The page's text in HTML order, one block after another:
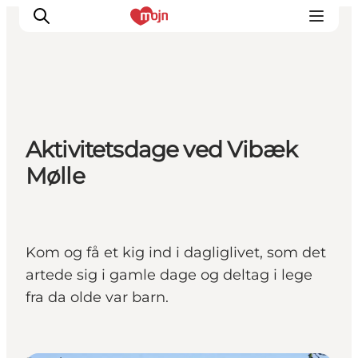
Oplevelser
Byer & Steder
Det sker
Booking
Aktivitetsdage ved Vibæk
Mølle
Kom og få et kig ind i dagliglivet, som det
artede sig i gamle dage og deltag i lege
fra da olde var barn.